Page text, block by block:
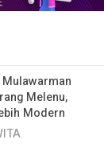
Melenu,
Modern